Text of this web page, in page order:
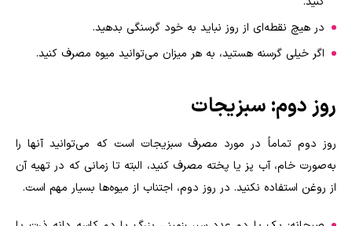
در هیچ نقطه‌ای از روز نباید به خود گرسنگی بدهید.
اگر خیلی گرسنه هستید، به هر میزان می‌توانید میوه مصرف کنید.
روز دوم: سبزیجات
روز دوم تماماً در مورد مصرف سبزیجات است که می‌توانید آنها را
به‌صورت خام، آب پز یا پخته مصرف کنید، البته تا زمانی که در تهیه آن
از روغن استفاده نکنید. در روز دوم، اجتناب از میوه‌ها بسیار مهم است.